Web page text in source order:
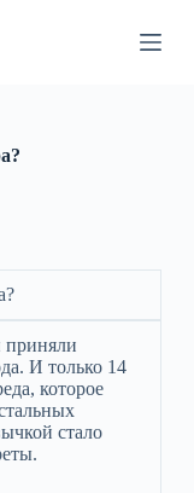
приняли
И только 14
которое
стало